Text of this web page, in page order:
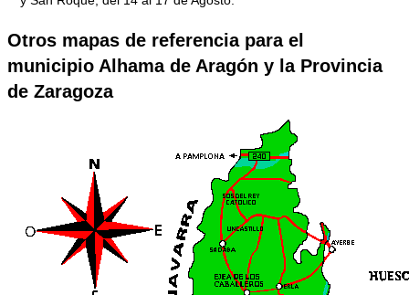
Otros mapas de referencia para el
municipio Alhama de Aragón y la Provincia
de Zaragoza